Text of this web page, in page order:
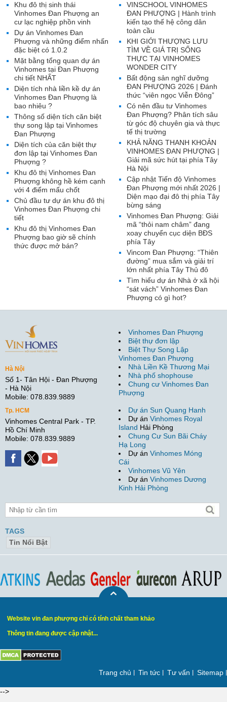
VINSCHOOL VINHOMES
ĐAN PHƯỢNG | Hành trình
kiến tạo thế hệ công dân
toàn cầu
KHI GIỚI THƯỢNG LƯU
TÌM VỀ GIÁ TRỊ SỐNG
THỰC TẠI VINHOMES
WONDER CITY
Bất động sản nghĩ dưỡng
ĐAN PHƯỢNG 2026 | Đánh
thức “viên ngọc Viễn Đông”
Có nên đầu tư Vinhomes
Đan Phượng? Phân tích sâu
từ góc độ chuyên gia và thực
tế thị trường
KHẢ NĂNG THANH KHOẢN
VINHOMES ĐAN PHƯỢNG |
Giải mã sức hút tại phía Tây
Hà Nội
Cập nhật Tiến độ Vinhomes
Đan Phượng mới nhất 2026 |
Diện mạo đại đô thị phía Tây
bừng sáng
Vinhomes Đan Phượng: Giải
mã “thỏi nam châm” đang
xoay chuyển cục diện BĐS
phía Tây
Vincom Đan Phượng: “Thiên
đường” mua sắm và giải trí
lớn nhất phía Tây Thủ đô
Tìm hiểu dự án Nhà ở xã hội
“sát vách” Vinhomes Đan
Phượng có gì hot?
Khu đô thị sinh thái
Vinhomes Đan Phượng an
cư lạc nghiệp phồn vinh
Dự án Vinhomes Đan
Phượng và những điểm nhấn
đặc biệt có 1.0.2
Mặt bằng tổng quan dự án
Vinhomes tại Đan Phượng
chi tiết NHẤT
Diện tích nhà liền kề dự án
Vinhomes Đan Phượng là
bao nhiêu ?
Thông số diện tích căn biệt
thự song lập tại Vinhomes
Đan Phượng
Diện tích của căn biệt thự
đơn lập tại Vinhomes Đan
Phượng ?
Khu đô thị Vinhomes Đan
Phượng không hề kém cạnh
với 4 điểm mấu chốt
Chủ đầu tư dự án khu đô thị
Vinhomes Đan Phượng chi
tiết
Khu đô thị Vinhomes Đan
Phượng bao giờ sẽ chính
thức được mở bán?
Hà Nội
Số 1- Tân Hội - Đan Phượng
- Hà Nội
Mobile: 078.839.9889
Tp. HCM
Vinhomes Central Park - TP.
Hồ Chí Minh
Mobile: 078.839.9889
Vinhomes Đan Phượng
Biệt thự đơn lập
Biệt Thự Song Lập
Vinhomes Đan Phượng
Nhà Liền Kề Thương Mại
Nhà phố shophouse
Chung cư Vinhomes Đan
Phượng
Dự án Sun Quang Hanh
Dự án Vinhomes Royal
Island Hải Phòng
Chung Cư Sun Bãi Cháy
Hạ Long
Dự án Vinhomes Móng
Cái
Vinhomes Vũ Yên
Dự án Vinhomes Dương
Kinh Hải Phòng
TAGS
Tin Nổi Bật
Website vin đan phượng chỉ có tính chất tham khảo
Thông tin đang được cập nhật...
Trang chủ Tin tức Tư vấn Sitemap
-->